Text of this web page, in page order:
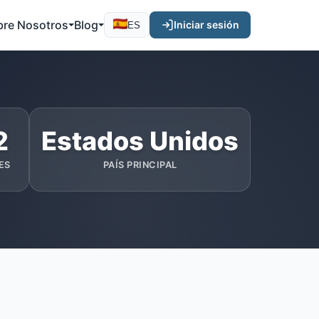
Nosotros Blog ES Iniciar sesión
Estados Unidos
PAÍS PRINCIPAL